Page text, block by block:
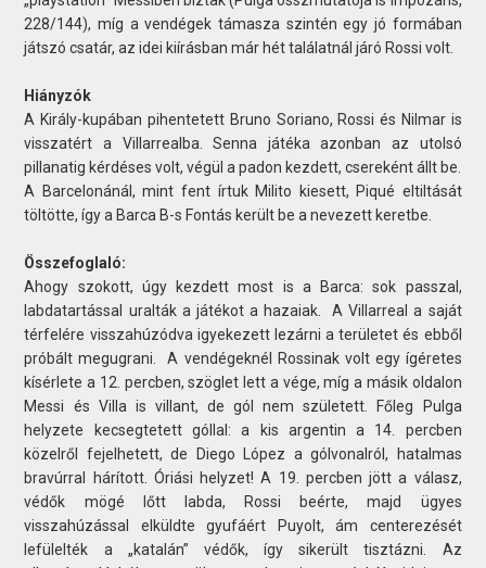
228/144), míg a vendégek támasza szintén egy jó formában
játszó csatár, az idei kiírásban már hét találatnál járó Rossi volt.
Hiányzók
A Király-kupában pihentetett Bruno Soriano, Rossi és Nilmar is
visszatért a Villarrealba. Senna játéka azonban az utolsó
pillanatig kérdéses volt, végül a padon kezdett, csereként állt be.
A Barcelonánál, mint fent írtuk Milito kiesett, Piqué eltiltását
töltötte, így a Barca B-s Fontás került be a nevezett keretbe.
Összefoglaló:
Ahogy szokott, úgy kezdett most is a Barca: sok passzal,
labdatartással uralták a játékot a hazaiak. A Villarreal a saját
térfelére visszahúzódva igyekezett lezárni a területet és ebből
próbált megugrani. A vendégeknél Rossinak volt egy ígéretes
kísérlete a 12. percben, szöglet lett a vége, míg a másik oldalon
Messi és Villa is villant, de gól nem született. Főleg Pulga
helyzete kecsegtetett góllal: a kis argentin a 14. percben
közelről fejelhetett, de Diego López a gólvonalról, hatalmas
bravúrral hárított. Óriási helyzet! A 19. percben jött a válasz,
védők mögé lőtt labda, Rossi beérte, majd ügyes
visszahúzással elküldte gyufáért Puyolt, ám centerezését
lefülelték a „katalán” védők, így sikerült tisztázni. Az